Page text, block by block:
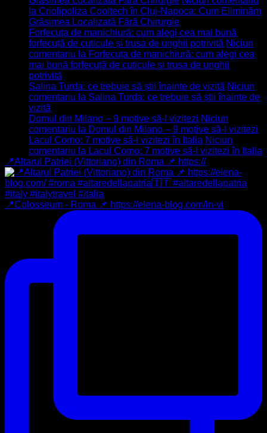
la Criolipoliza Cooltech în Cluj-Napoca: Cum Eliminăm
Grăsimea Localizată Fără Chirurgie
Forfecuța de manichiură: cum alegi cea mai bună
forfecuță de cuticule și trusa de unghii potrivită Niciun
comentariu la Forfecuța de manichiură: cum alegi cea
mai bună forfecuță de cuticule și trusa de unghii
potrivită
Salina Turda: ce trebuie să știi înainte de vizită Niciun
comentariu la Salina Turda: ce trebuie să știi înainte de
vizită
Domul din Milano – 9 motive să-l vizitezi Niciun
comentariu la Domul din Milano – 9 motive să-l vizitezi
Lacul Como: 7 motive să-l vizitezi în Italia Niciun
comentariu la Lacul Como: 7 motive să-l vizitezi în Italia
📍Altarul Patriei (Vittoriano) din Roma 📌 https://
📍Colosseum - Roma 📌 https://elena-blog.com/in-vi